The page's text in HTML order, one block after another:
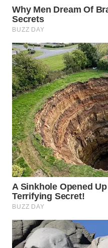
WAHANA
TANI
WAHANA
ADVOKAT
WAHANA
INFRASTRUKTUR
WAHANA
KONSUMEN
WAHANA
LISTRIK
WAHANA
WAHANA